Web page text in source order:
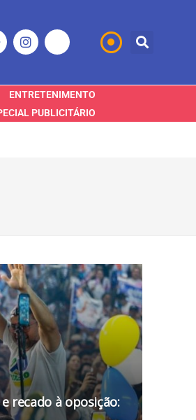
ENTRETENIMENTO
PUBLICITÁRIO
recado à oposição: